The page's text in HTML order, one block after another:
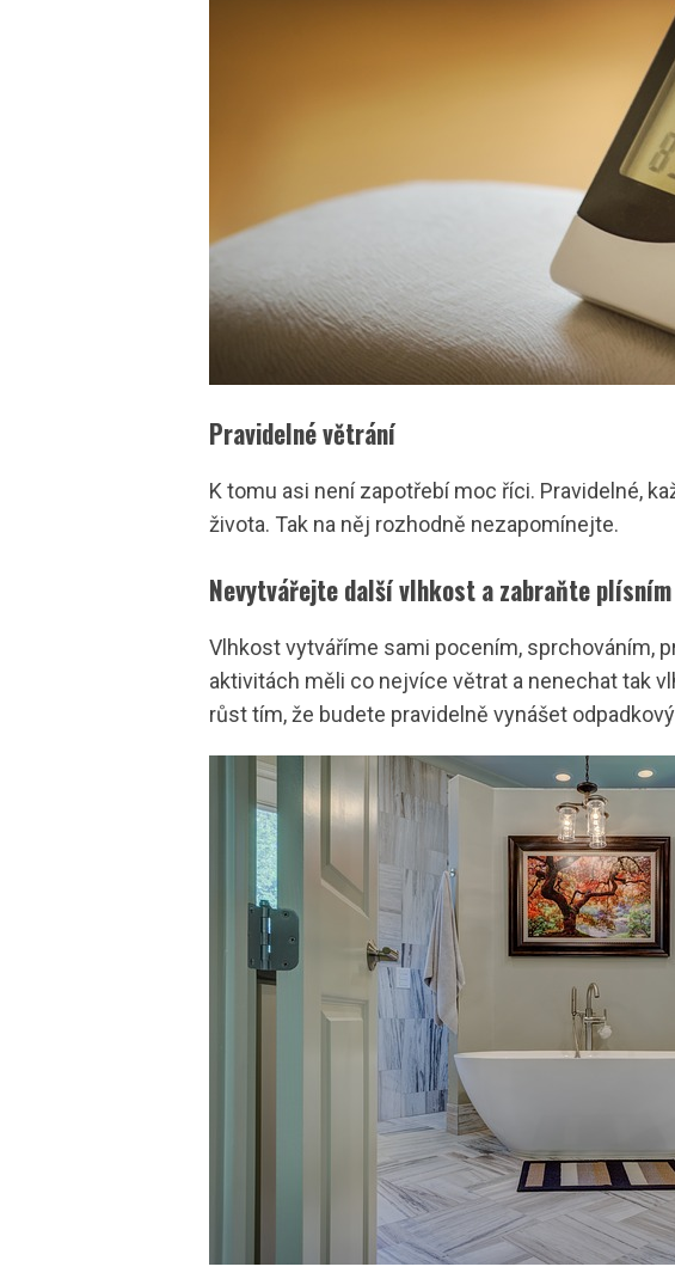
Pravidelné větrání
K tomu asi není zapotřebí moc říci. Pravidelné,
života. Tak na něj rozhodně nezapomínejte.
Nevytvářejte další vlhkost a zabraňte
Vlhkost vytváříme sami pocením, sprchováním,
aktivitách měli co nejvíce větrat a nenechat tak
růst tím, že budete pravidelně vynášet